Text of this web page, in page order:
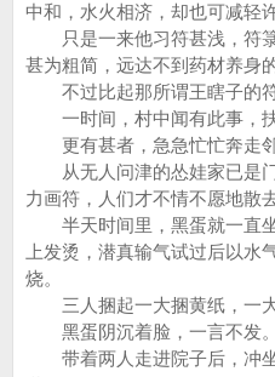
中和，水火相济，却也可减轻
只是一来他习符甚浅，符箓
甚为粗简，远达不到药材养身
不过比起那所谓王瞎子的符
一时间，村中闻有此事，扶
更有甚者，急急忙忙奔走邻
从无人问津的怂娃家已是门
力画符，人们才不情不愿地散去
半天时间里，黑蛋就一直坐
上发烫，潜真输气试过后以水
烧。
三人捆起一大捆黄纸，一大
黑蛋阴沉着脸，一言不发。
带着两人走进院子后，冲